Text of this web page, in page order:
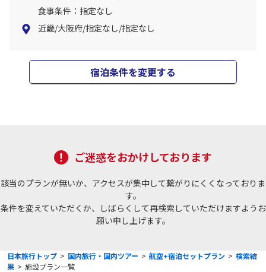
食事条件：指定なし
近畿/大阪府/指定なし/指定なし
宿泊条件を変更する
ご迷惑をおかけしております
該当のプランが無いか、アクセスが集中して繋がりにくくなっておりま
す。
条件を変えていただくか、しばらくして再検索していただけますようお
願い申し上げます。
日本旅行トップ > 国内旅行・国内ツアー > 航空+宿泊セットプラン > 検索結
果 > 施設プラン一覧